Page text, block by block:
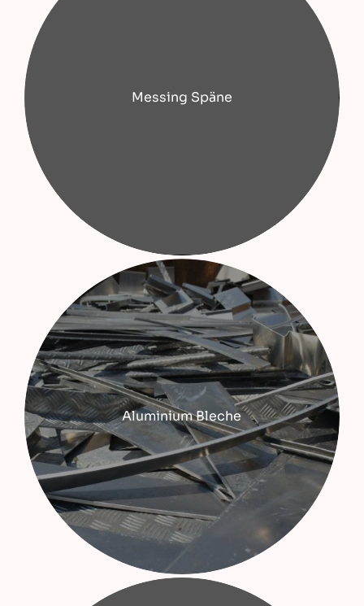
Messing Späne
Aluminium Bleche